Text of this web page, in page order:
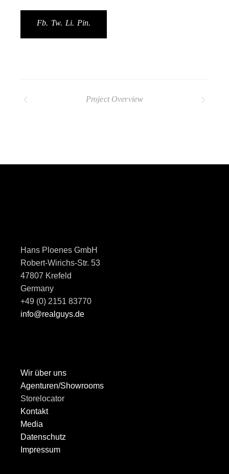
Fb. Tw. Li. Pin.
Project Overview
Hans Ploenes GmbH
Robert-Wirichs-Str. 53
47807 Krefeld
Germany
+49 (0) 2151 83770
info@realguys.de
Wir über uns
Agenturen/Showrooms
Storelocator
Kontakt
Media
Datenschutz
Impressum